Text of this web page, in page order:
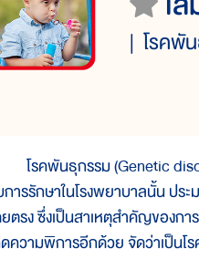
โรคพั
โรคพันธุกรรม (Genetic
ารรักษาในโรงพยาบาลนั้น ปร
ตรง ซึ่งเป็นสาเหตุสำคัญของก
ดความพิการอีกด้วย จัดว่าเป็นโ